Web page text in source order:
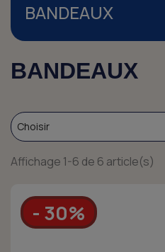
BANDEAUX
BANDEAUX
Choisir
Affichage 1-6 de 6 article(s)
- 30%